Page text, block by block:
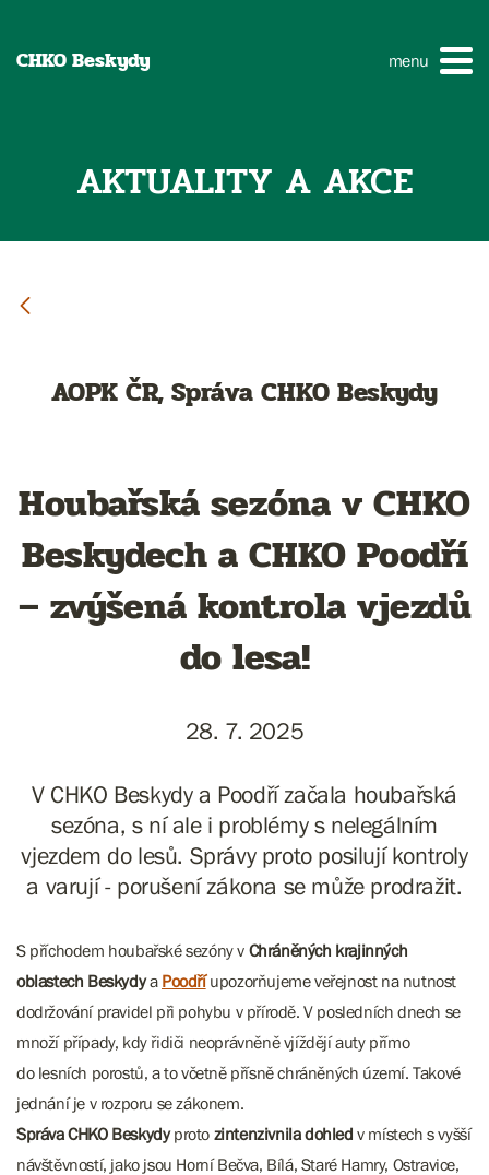
CHKO Beskydy menu
AKTUALITY A AKCE
AOPK ČR, Správa CHKO Beskydy
Houbařská sezóna v CHKO
Beskydech a CHKO Poodří
– zvýšená kontrola vjezdů
do lesa!
28. 7. 2025
V CHKO Beskydy a Poodří začala houbařská
sezóna, s ní ale i problémy s nelegálním
vjezdem do lesů. Správy proto posilují kontroly
a varují - porušení zákona se může prodražit.
S příchodem houbařské sezóny v Chráněných krajinných
oblastech Beskydya Poodříupozorňujeme veřejnost na nutnost
dodržování pravidel při pohybu v přírodě. V posledních dnech se
množí případy, kdy řidiči neoprávněně vjíždějí auty přímo
do lesních porostů, a to včetně přísně chráněných území. Takové
jednání je v rozporu se zákonem.
Správa CHKO Beskydyproto zintenzivnila dohled v místech s vyšší
návštěvností, jako jsou Horní Bečva, Bílá, Staré Hamry, Ostravice,